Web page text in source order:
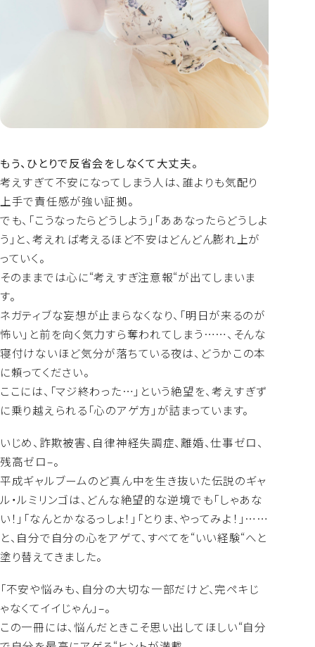
もう、ひとりで反省会をしなくて大丈夫。
考えすぎて不安になってしまう人は、誰よりも気配り
上手で責任感が強い証拠。
でも、「こうなったらどうしよう」「ああなったらどうしよ
う」と、考えれば考えるほど不安はどんどん膨れ上が
っていく。
そのままでは心に“考えすぎ注意報“が出てしまいま
す。
ネガティブな妄想が止まらなくなり、「明日が来るのが
怖い」と前を向く気力すら奪われてしまう……、そんな
寝付けないほど気分が落ちている夜は、どうかこの本
に頼ってください。
ここには、「マジ終わった…」という絶望を、考えすぎず
に乗り越えられる「心のアゲ方」が詰まっています。
いじめ、詐欺被害、自律神経失調症、離婚、仕事ゼロ、
残高ゼロ–。
平成ギャルブームのど真ん中を生き抜いた伝説のギャ
ル・ルミリンゴは、どんな絶望的な逆境でも「しゃあな
い！」「なんとかなるっしょ！」「とりま、やってみよ！」……
と、自分で自分の心をアゲて、すべてを“いい経験“へと
塗り替えてきました。
「不安や悩みも、自分の大切な一部だけど、完ペキじ
ゃなくてイイじゃん」–。
この一冊には、悩んだときこそ思い出してほしい“自分